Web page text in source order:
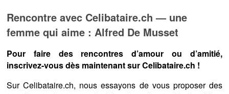
Rencontre avec Celibataire.ch — une
femme qui aime : Alfred De Musset
Pour faire des rencontres d’amour ou d’amitié,
inscrivez-vous dès maintenant sur Celibataire.ch !
Sur Celibataire.ch, nous essayons de vous proposer des